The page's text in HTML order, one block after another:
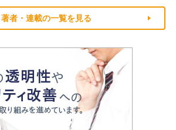
著者・連載の一覧を見る